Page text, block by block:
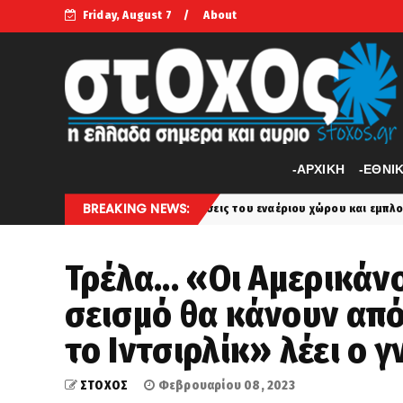
Friday, August 7 About
-APXIKH -
BREAKING NEWS:
Παραβιάσεις του εναέριου χώρου και εμπλοκή με οπλισμένα
Τρέλα... «Οι
σεισμό θα κάνουν
το Ιντσιρλίκ» λέει ο
ΣΤΟΧΟΣ Φεβρουαρίου 08, 2023